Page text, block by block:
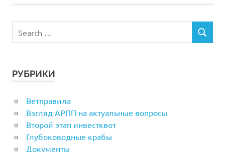
РУБРИКИ
Ветправила
Взгляд АРПП на актуальные вопросы
Второй этап инвестквот
Глубоководные крабы
Документы